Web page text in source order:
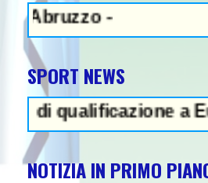
-
SPORT NEWS
a Euro '27 -
NOTIZIA IN PRIMO